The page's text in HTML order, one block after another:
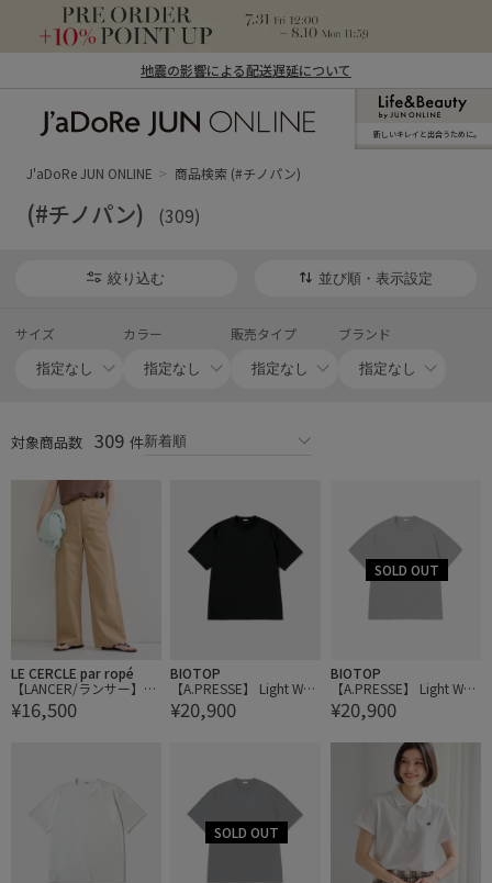
地震の影響による配送遅延について
ン オンライン）
新しいキレイと出合うために。
J'aDoRe JUN ONLINE 商品検索 (#チノパン)
(#チノパン) (309)
絞り込む 並び順・表示設定
サイズ カラー 販売タイプ ブランド
対象商品数 309 件
LE CERCLE par ropé
【LANCER/ランサー】ワ
イド チノパンツ
¥16,500
BIOTOP
【A.PRESSE】 Light Wei
ght T-Shirt
¥20,900
BIOTOP
【A.PRESSE】 Light Wei
ght T-Shirt
¥20,900